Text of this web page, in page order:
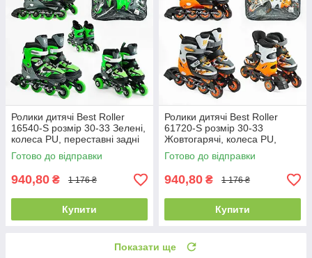
Ролики дитячі Best Roller
16540-S розмір 30-33 Зелені,
колеса PU, переставні задні
колеса
Готово до відправки
940,80 ₴ 1 176 ₴
Купити
Ролики дитячі Best Roller
61720-S розмір 30-33
Жовтогарячі, колеса PU,
переставні задні колеса
Готово до відправки
940,80 ₴ 1 176 ₴
Купити
Показати ще